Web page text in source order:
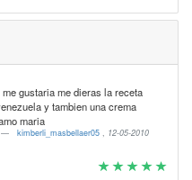
gustaria me dieras la receta
y tambien una crema
maria
kimberli_masbellaer05 , 12-05-2010